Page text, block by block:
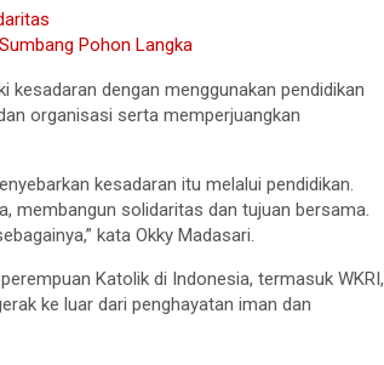
Pohon Langka
kesadaran dengan menggunakan pendidikan
organisasi serta memperjuangkan
kesadaran itu melalui pendidikan.
membangun solidaritas dan tujuan bersama.
kata Okky Madasari.
Katolik di Indonesia, termasuk WKRI,
ke luar dari penghayatan iman dan